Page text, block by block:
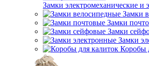
Замки электромеханические и
Замки
Замки
Замки
Замки
Коробы